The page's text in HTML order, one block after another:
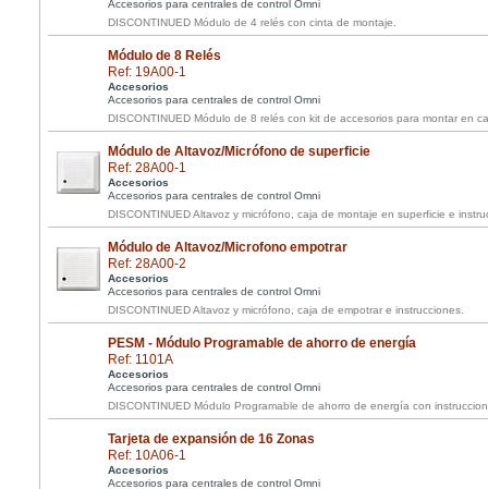
Accesorios para centrales de control Omni
DISCONTINUED Módulo de 4 relés con cinta de montaje.
Módulo de 8 Relés
Ref: 19A00-1
Accesorios
Accesorios para centrales de control Omni
DISCONTINUED Módulo de 8 relés con kit de accesorios para montar en
Módulo de Altavoz/Micrófono de superficie
Ref: 28A00-1
Accesorios
Accesorios para centrales de control Omni
DISCONTINUED Altavoz y micrófono, caja de montaje en superficie e
Módulo de Altavoz/Microfono empotrar
Ref: 28A00-2
Accesorios
Accesorios para centrales de control Omni
DISCONTINUED Altavoz y micrófono, caja de empotrar e instrucciones.
PESM - Módulo Programable de ahorro de energía
Ref: 1101A
Accesorios
Accesorios para centrales de control Omni
DISCONTINUED Módulo Programable de ahorro de energía con
Tarjeta de expansión de 16 Zonas
Ref: 10A06-1
Accesorios
Accesorios para centrales de control Omni